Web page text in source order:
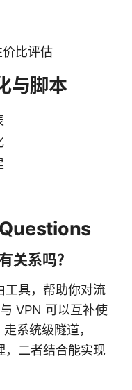
比评估
与脚本
关系吗？
工具，帮助你对流
VPN 可以互补使
系统级隧道，
，二者结合能实现